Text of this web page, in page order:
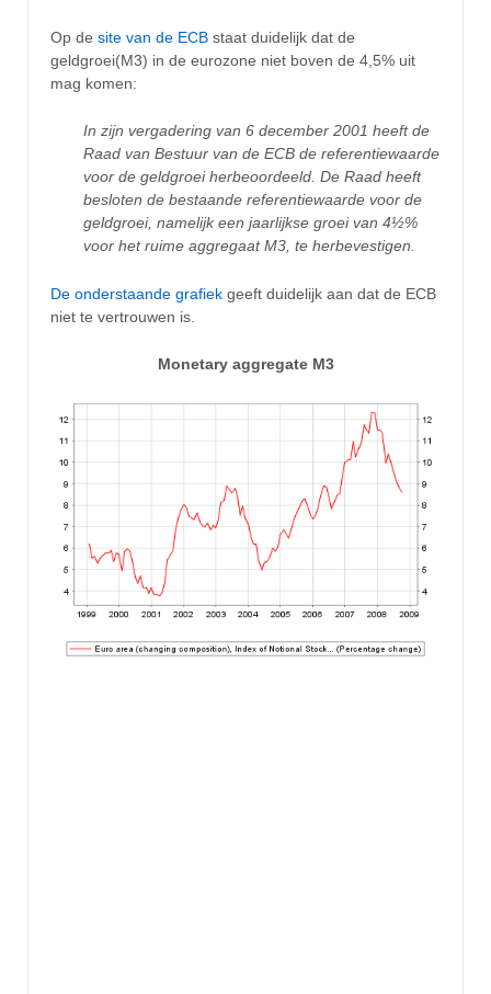
Op de site van de ECB staat duidelijk dat de
geldgroei(M3) in de eurozone niet boven de 4,5% uit
mag komen:
In zijn vergadering van 6 december 2001 heeft de
Raad van Bestuur van de ECB de referentiewaarde
voor de geldgroei herbeoordeeld. De Raad heeft
besloten de bestaande referentiewaarde voor de
geldgroei, namelijk een jaarlijkse groei van 4½%
voor het ruime aggregaat M3, te herbevestigen.
De onderstaande grafiek geeft duidelijk aan dat de ECB
niet te vertrouwen is.
Monetary aggregate M3